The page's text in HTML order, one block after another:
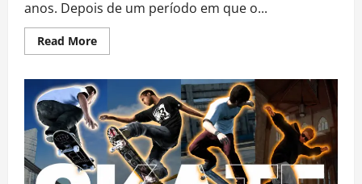
anos. Depois de um período em que o...
Read MoreRead
more
7
jogos
de
skate
que
estão
bombando
em
2026